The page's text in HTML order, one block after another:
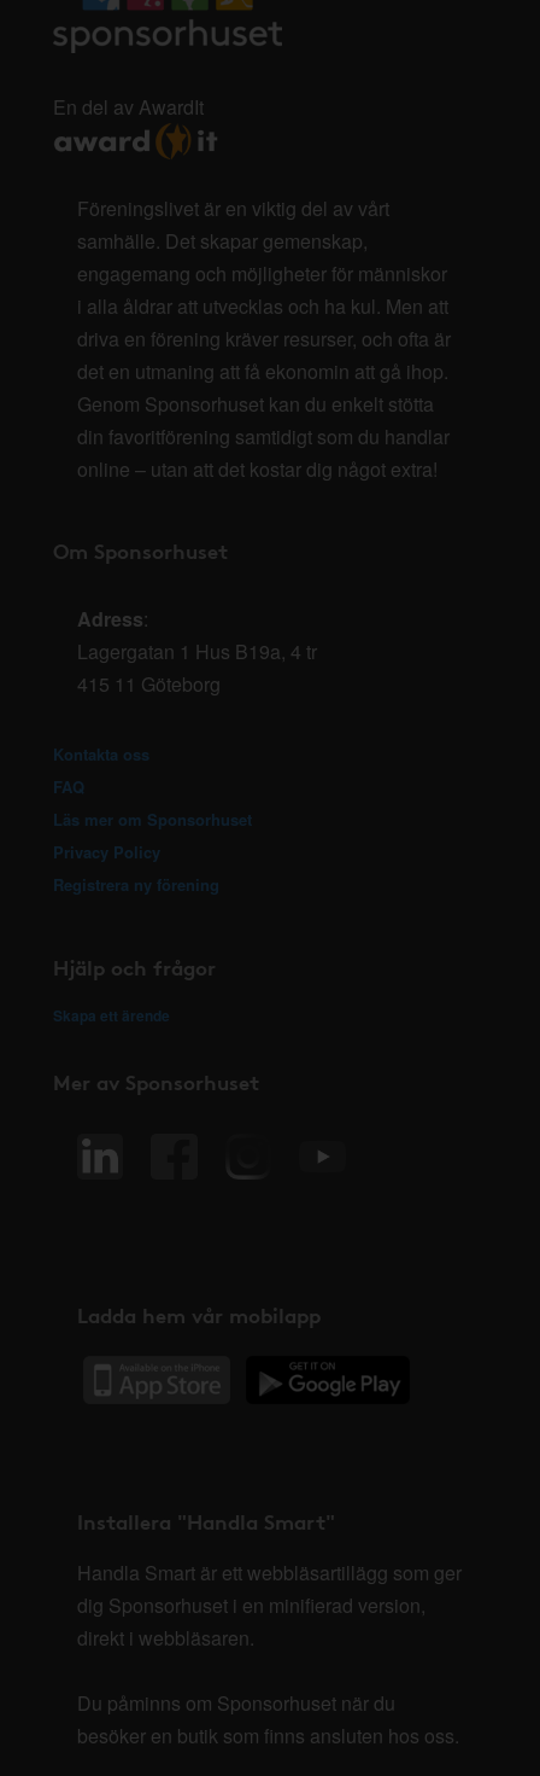
En del av AwardIt
Föreningslivet är en viktig del av vårt
samhälle. Det skapar gemenskap,
engagemang och möjligheter för människor
i alla åldrar att utvecklas och ha kul. Men att
driva en förening kräver resurser, och ofta är
det en utmaning att få ekonomin att gå ihop.
Genom Sponsorhuset kan du enkelt stötta
din favoritförening samtidigt som du handlar
online – utan att det kostar dig något extra!
Om Sponsorhuset
Adress:
Lagergatan 1 Hus B19a, 4 tr
415 11 Göteborg
Kontakta oss
FAQ
Läs mer om Sponsorhuset
Privacy Policy
Registrera ny förening
Hjälp och frågor
Skapa ett ärende
Mer av Sponsorhuset
Ladda hem vår mobilapp
Installera "Handla Smart"
Handla Smart är ett webbläsartillägg som ger
dig Sponsorhuset i en minifierad version,
direkt i webbläsaren.
Du påminns om Sponsorhuset när du
besöker en butik som finns ansluten hos oss.